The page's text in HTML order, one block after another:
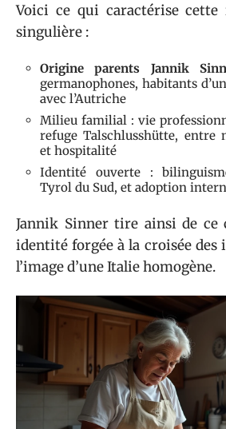
Voici ce qui caractérise
singulière :
Origine parents Jannik
germanophones, habitants
avec l’Autriche
Milieu familial : vie
refuge Talschlusshütte, entre
et hospitalité
Identité ouverte :
Tyrol du Sud, et adoption
Jannik Sinner tire ainsi de ce
identité forgée à la croisée des
l’image d’une Italie homogène.